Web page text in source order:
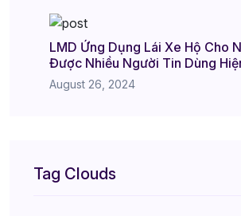
LMD Ứng Dụng Lái Xe Hộ Cho
Được Nhiều Người Tin Dùng
August 26, 2024
Tag Clouds